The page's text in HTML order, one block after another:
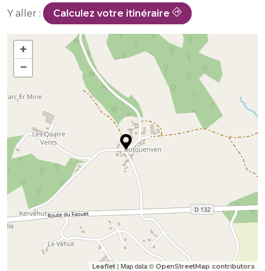
Y aller : Calculez votre itinéraire
+
−
Leaflet | Map data © OpenStreetMap contributors